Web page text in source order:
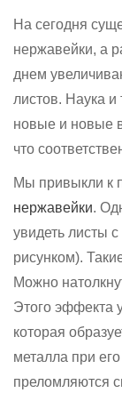
На сегодня
нержавейки, а
днем
листов. Наука и
новые и новые
что
Мы привыкли к
нержавейки.
увидеть листы
рисунком).
Можно
Этого эффекта
которая
металла при
преломляются